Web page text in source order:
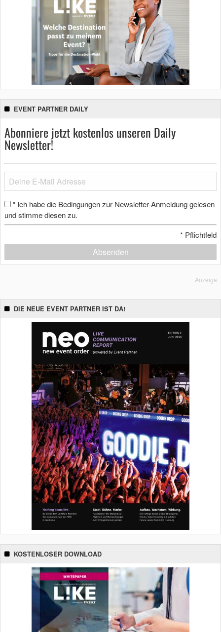
EVENT PARTNER DAILY
Abonniere jetzt kostenlos unseren Daily
Newsletter!
* Ich habe die Bedingungen zur Newsletter-Anmeldung gelesen
und stimme diesen zu.
* Pflichtfeld
Absenden
Anzeige
DIE NEUE EVENT PARTNER IST DA!
KOSTENLOSER DOWNLOAD